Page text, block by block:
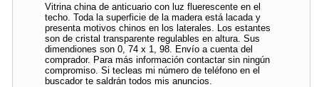
Vitrina china de anticuario con luz fluerescente en el
techo. Toda la superficie de la madera está lacada y
presenta motivos chinos en los laterales. Los estantes
son de cristal transparente regulables en altura. Sus
dimendiones son 0, 74 x 1, 98. Envío a cuenta del
comprador. Para más información contactar sin ningún
compromiso. Si tecleas mi número de teléfono en el
buscador te saldrán todos mis anuncios.